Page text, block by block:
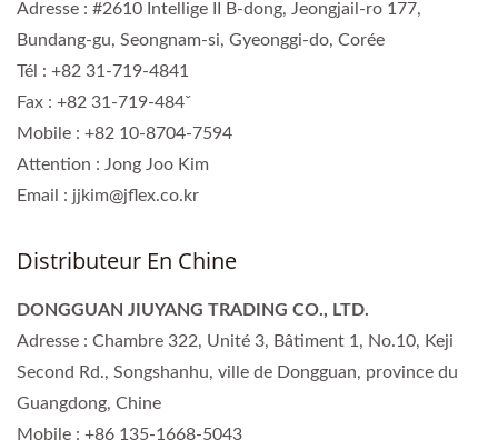
Adresse : #2610 Intellige II B-dong, Jeongjail-ro 177,
Bundang-gu, Seongnam-si, Gyeonggi-do, Corée
Tél : +82 31-719-4841
Fax : +82 31-719-484ˇ
Mobile : +82 10-8704-7594
Attention : Jong Joo Kim
Email : jjkim@jflex.co.kr
Distributeur En Chine
DONGGUAN JIUYANG TRADING CO., LTD.
Adresse : Chambre 322, Unité 3, Bâtiment 1, No.10, Keji
Second Rd., Songshanhu, ville de Dongguan, province du
Guangdong, Chine
Mobile : +86 135-1668-5043